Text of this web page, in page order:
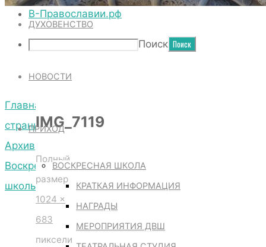
ДУХОВЕНСТВО
НОВОСТИ
ПРИХОД
ВОСКРЕСНАЯ ШКОЛА
КРАТКАЯ ИНФОРМАЦИЯ
НАГРАДЫ
МЕРОПРИЯТИЯ ДВШ
IMG_7119
Главная
страница
Архив
Воскресной
школы
IMG_7119
IMG_7119
Полный
размер
1024 ×
683
пиксели
В-Православии.рф
Поиск